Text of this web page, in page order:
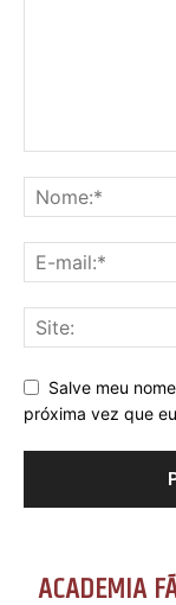
Salve meu
próxima vez que
ACADEMIA